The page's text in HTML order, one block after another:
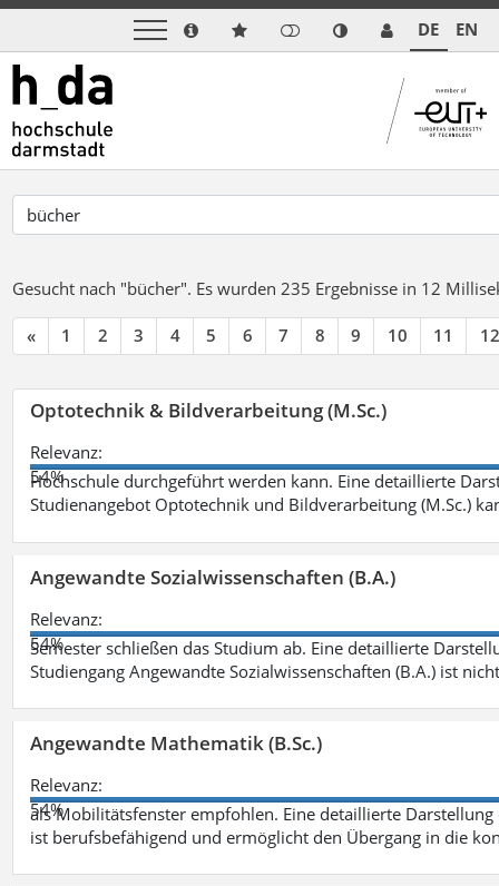
DE EN
Gesucht nach "bücher". Es wurden 235 Ergebnisse in 12
« 1 2 3 4 5 6 7 8 9 10 11 12
Optotechnik & Bildverarbeitung (M.Sc.)
Relevanz:
54%
Hochschule durchgeführt werden kann. Eine detaillierte
Studienangebot Optotechnik und Bildverarbeitung (M.Sc.)
Angewandte Sozialwissenschaften (B.A.)
Relevanz:
54%
Semester schließen das Studium ab. Eine detaillierte
Studiengang Angewandte Sozialwissenschaften (B.A.) ist
Angewandte Mathematik (B.Sc.)
Relevanz:
54%
als Mobilitätsfenster empfohlen. Eine detaillierte
ist berufsbefähigend und ermöglicht den Übergang in die